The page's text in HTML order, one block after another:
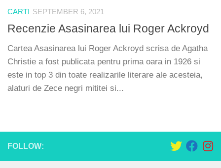
CARTI SEPTEMBER 6, 2021
Recenzie Asasinarea lui Roger Ackroyd
Cartea Asasinarea lui Roger Ackroyd scrisa de Agatha
Christie a fost publicata pentru prima oara in 1926 si
este in top 3 din toate realizarile literare ale acesteia,
alaturi de Zece negri mititei si...
FOLLOW: